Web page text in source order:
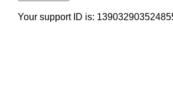
Your support ID is: